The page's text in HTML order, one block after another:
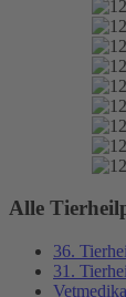
Alle
36.
31.